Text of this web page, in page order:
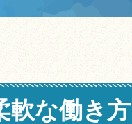
軟な働き